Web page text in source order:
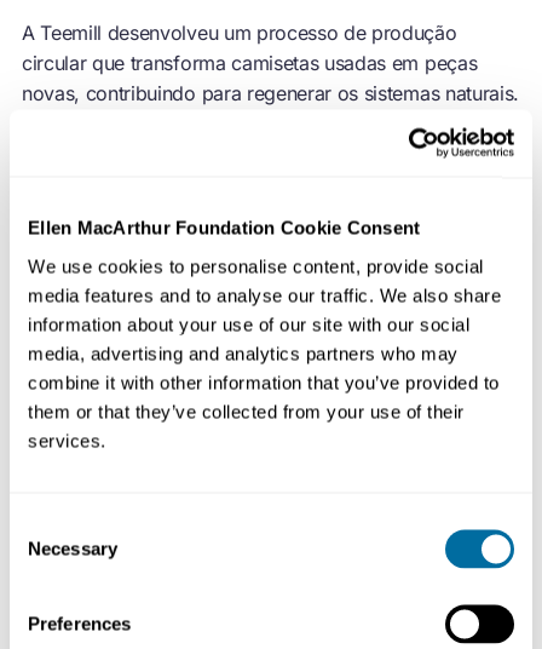
Ellen MacArthur Foundation Cookie Consent
We use cookies to personalise content, provide social
media features and to analyse our traffic. We also share
information about your use of our site with our social
media, advertising and analytics partners who may
combine it with other information that you’ve provided to
them or that they’ve collected from your use of their
services.
Selection
Necessary
Preferences
A Teemill desenvolveu um processo de produção
circular que transforma camisetas usadas em peças
novas, contribuindo para regenerar os sistemas naturais.
A abordagem começa por considerar a cadeia de valor
da moda como um sistema conectado. Então são
A cadeia de valor da Teemill aumenta a utilização de
materiais, reduz o consumo de insumos químicos e
hídricos e remove as barreiras de entrada de novas
marcas na indústria da moda, possibilitando que
qualquer pessoa com conexão à internet participe e